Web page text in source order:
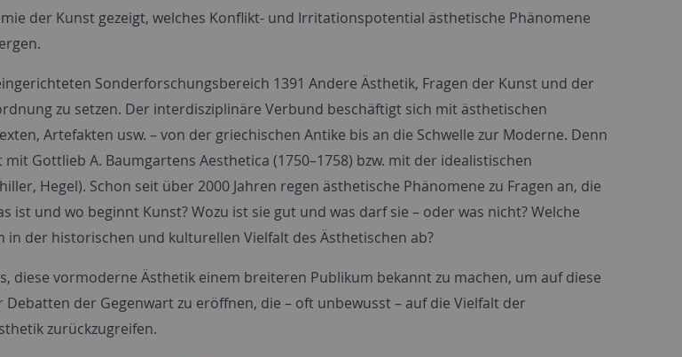
der Kunst gezeigt, welches Konflikt- und Irritationspotential ästhetische Phänomene
Sonderforschungsbereich 1391 Andere Ästhetik, Fragen der Kunst und der
zu setzen. Der interdisziplinäre Verbund beschäftigt sich mit ästhetischen
Artefakten usw. – von der griechischen Antike bis an die Schwelle zur Moderne. Denn
mit Gottlieb A. Baumgartens Aesthetica (1750–1758) bzw. mit der idealistischen
Hegel). Schon seit über 2000 Jahren regen ästhetische Phänomene zu Fragen an, die
ist und wo beginnt Kunst? Wozu ist sie gut und was darf sie – oder was nicht? Welche
in der historischen und kulturellen Vielfalt des Ästhetischen ab?
diese vormoderne Ästhetik einem breiteren Publikum bekannt zu machen, um auf diese
Debatten der Gegenwart zu eröffnen, die – oft unbewusst – auf die Vielfalt der
zurückzugreifen.